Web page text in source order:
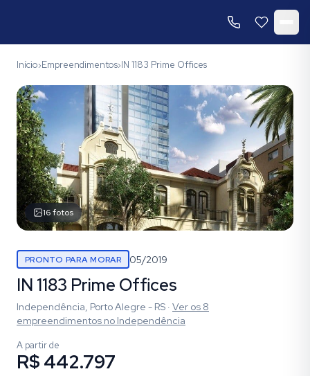
Início›Empreendimentos›IN 1183 Prime Offices
16fotos
PRONTO PARA MORAR 05/2019
IN 1183 Prime Offices
Independência, Porto Alegre - RS · Ver os 8
empreendimentos no Independência
A partir de
R$ 442.797